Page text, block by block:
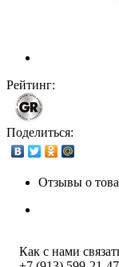
Рейтинг:
Поделиться:
Отзывы о
Как с нами